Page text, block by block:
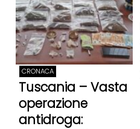
CRONACA
Tuscania – Vasta
operazione
antidroga: